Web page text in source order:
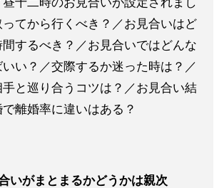
てから行くべき？／お見合いはど
するべき？／お見合いではどんな
い？／交際するか迷った時は？／
と巡り合うコツは？／お見合い結
離婚率に違いはある？
がまとまるかどうかは親次